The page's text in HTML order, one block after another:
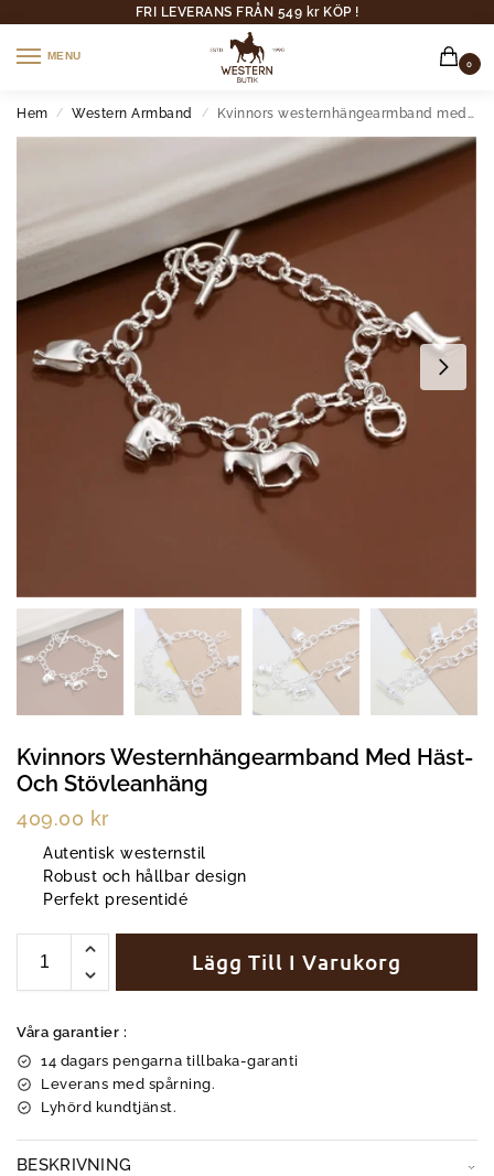
FRI LEVERANS FRÅN 549 kr KÖP !
MENU
0
Hem / Western Armband / Kvinnors westernhängearmband med häst- och stövleanhäng
Kvinnors Westernhängearmband Med Häst-
Och Stövleanhäng
409.00 kr
Autentisk westernstil
Robust och hållbar design
Perfekt presentidé
Lägg Till I Varukorg
Våra garantier :
14 dagars pengarna tillbaka-garanti
Leverans med spårning.
Lyhörd kundtjänst.
BESKRIVNING